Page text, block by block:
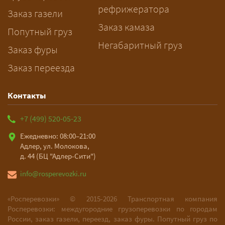
и подберёт машину. Все условия и
цена фиксируются в договоре;
оплата после доставки, перед
выгрузкой.
Заказ газели
Попутный груз
Заказ фуры
Заказ переезда
рефрижератора
Заказ камаза
Негабаритный груз
Контакты
+7 (499) 520-05-23
Ежедневно: 08:00–21:00
Адлер, ул. Молокова,
д. 44 (БЦ "Адлер-Сити")
info@rosperevozki.ru
«Росперевозки» © 2015-2026
Транспортная компания
Росперевозки: междугородние грузоперевозки по городам
России, заказ газели, переезд, заказ фуры. Попутный груз по